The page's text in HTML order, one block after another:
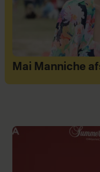
Mai Manniche